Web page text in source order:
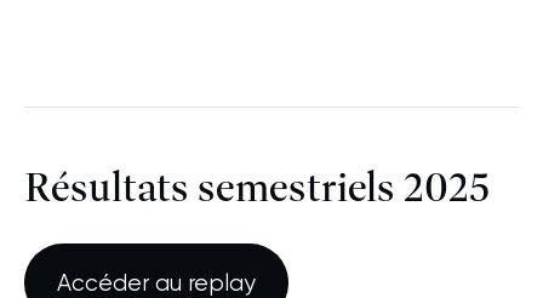
Résultats semestriels 2025
Accéder au replay